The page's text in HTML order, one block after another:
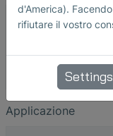
Applicazione
d'America).
rifiutare il vostro
Settings